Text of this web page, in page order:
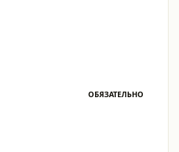
ОБЯЗАТЕЛЬНО